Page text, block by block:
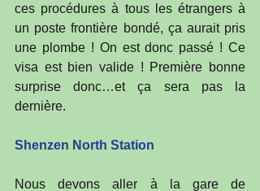
ces procédures à tous les étrangers à
un poste frontière bondé, ça aurait pris
une plombe ! On est donc passé ! Ce
visa est bien valide ! Première bonne
surprise donc…et ça sera pas la
dernière.
Shenzen North Station
Nous devons aller à la gare de